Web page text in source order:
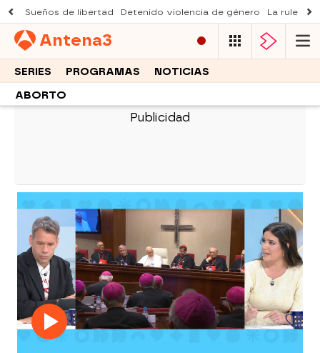
Sueños de libertad Detenido violencia de género La ruleta
Antena3
SERIES PROGRAMAS NOTICIAS
ABORTO